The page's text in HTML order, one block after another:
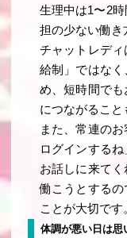
生理中は1〜2
担の少ない働き
チャットレデ
給制」ではな
め、短時間で
につながること
また、常連の
ログインする
お話しに来て
働こうとする
ことが大切です
体調が悪い日は思